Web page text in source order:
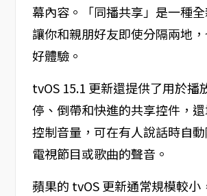
幕內容。「同播共享」是一種全
讓你和親朋好友即使分隔兩地
好體驗。
tvOS 15.1 更新還提供了用於播
停、倒帶和快進的共享控件，
控制音量，可在有人說話時自動
電視節目或歌曲的聲音。
蘋果的 tvOS 更新通常規模較小